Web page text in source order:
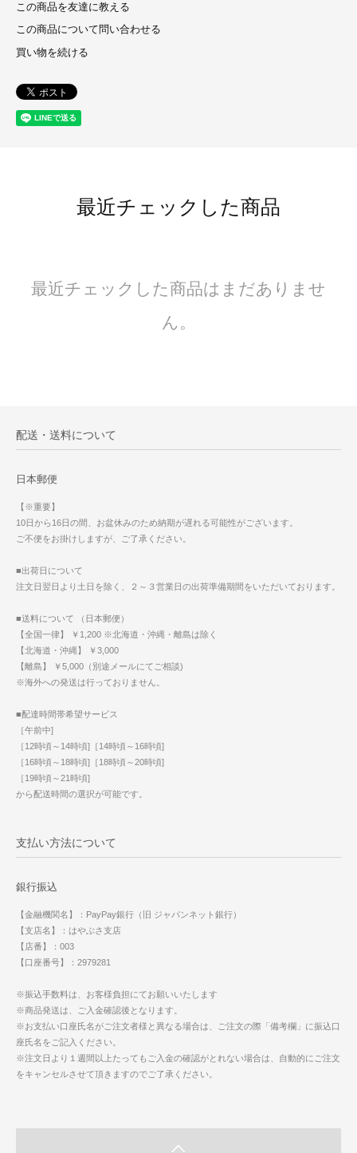
この商品を友達に教える
この商品について問い合わせる
買い物を続ける
最近チェックした商品
最近チェックした商品はまだありませ
ん。
配送・送料について
日本郵便
【※重要】
10日から16日の間、お盆休みのため納期が遅れる可能性がございます。
ご不便をお掛けしますが、ご了承ください。
■出荷日について
注文日翌日より土日を除く、２～３営業日の出荷準備期間をいただいております。
■送料について （日本郵便）
【全国一律】 ￥1,200 ※北海道・沖縄・離島は除く
【北海道・沖縄】 ￥3,000
【離島】 ￥5,000（別途メールにてご相談)
※海外への発送は行っておりません。
■配達時間帯希望サービス
［午前中]
［12時頃～14時頃]［14時頃～16時頃]
［16時頃～18時頃]［18時頃～20時頃]
［19時頃～21時頃]
から配送時間の選択が可能です。
支払い方法について
銀行振込
【金融機関名】：PayPay銀行（旧 ジャパンネット銀行）
【支店名】：はやぶさ支店
【店番】：003
【口座番号】：2979281
※振込手数料は、お客様負担にてお願いいたします
※商品発送は、ご入金確認後となります。
※お支払い口座氏名がご注文者様と異なる場合は、ご注文の際「備考欄」に振込口
座氏名をご記入ください。
※注文日より１週間以上たってもご入金の確認がとれない場合は、自動的にご注文
をキャンセルさせて頂きますのでご了承ください。